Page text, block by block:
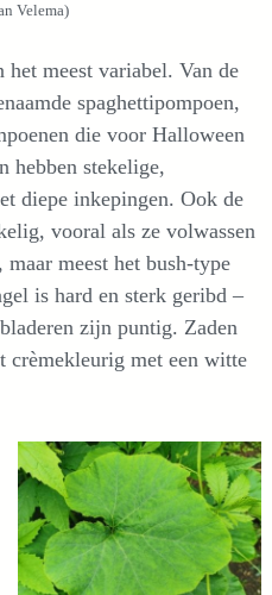
Velema)
het meest variabel. Van de
spaghettipompoen,
die voor Halloween
hebben stekelige,
diepe inkepingen. Ook de
vooral als ze volwassen
meest het bush-type
is hard en sterk geribd –
zijn puntig. Zaden
crèmekleurig met een witte